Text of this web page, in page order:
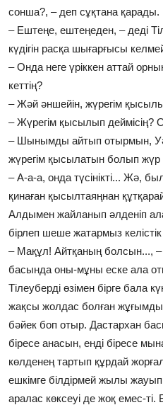
сонша?, – деп сұқтана қарады.
– Ештеңе, ештеңеден, – деді
күдігін расқа шығарғысы
– Онда неге үріккен аттай
кеттің?
– Жәй әншейін, жүрегім
– Жүрегім қысылып деймісің?
– Шынымды айтып отырмын,
жүрегім қысылатын болып жүр
– А-а-а, онда түсінікті... Жә,
қинаған қысылтаяңнан
Алдымен жайланып әлденіп
бірлеп шеше жатармыз
– Мақұл! Айтқаның болсын..., –
басында оны-мұны еске ала
Тілеуберді өзімен бірге бала
жақсы жолдас болған жұғымды
бәйек боп отыр. Дастархан
біресе анасын, енді біресе
көлденең тартып құрдай
ешкімге білдірмей жылы жауып
аралас көксеуі де жоқ емес-ті.